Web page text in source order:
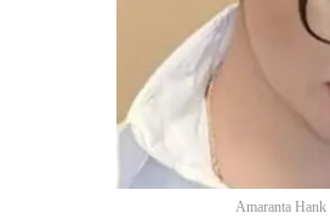
Amaranta Hank